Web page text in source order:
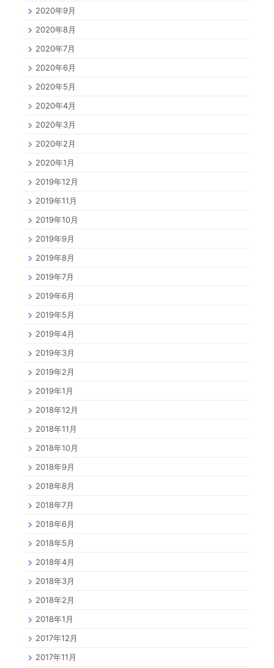
2020年9月
2020年8月
2020年7月
2020年6月
2020年5月
2020年4月
2020年3月
2020年2月
2020年1月
2019年12月
2019年11月
2019年10月
2019年9月
2019年8月
2019年7月
2019年6月
2019年5月
2019年4月
2019年3月
2019年2月
2019年1月
2018年12月
2018年11月
2018年10月
2018年9月
2018年8月
2018年7月
2018年6月
2018年5月
2018年4月
2018年3月
2018年2月
2018年1月
2017年12月
2017年11月